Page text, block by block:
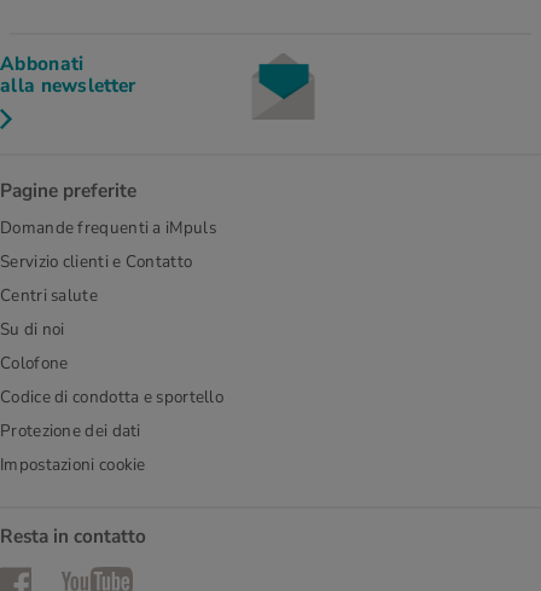
Abbonati
alla newsletter
Pagine preferite
Domande frequenti a iMpuls
Servizio clienti e Contatto
Centri salute
Su di noi
Colofone
Codice di condotta e sportello
Protezione dei dati
Impostazioni cookie
Resta in contatto
FacebookYouTube